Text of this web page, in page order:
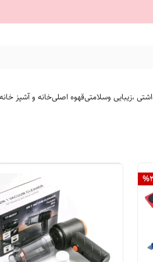
،زیبایی وسلامتیقهوه اصلیخانه و آشپز خانه
%